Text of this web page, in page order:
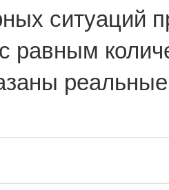
ситуаций
равным